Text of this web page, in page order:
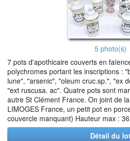
5 photo(s)
7 pots d'apothicaire couverts en
polychromes portant les inscriptions :
lune", "arsenic", "oleum cruc.sp.", "ex
"ext ruscusa. ac". Quatre pots sont
autre St Clément France. On joint de
LIMOGES France, un petit pot en
couvercle manquant) Hauteur max :
Détail du